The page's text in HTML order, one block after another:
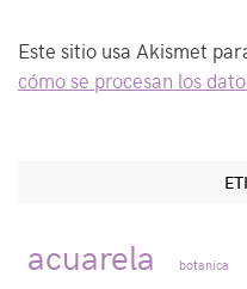
Este sitio usa Akismet
cómo se procesan los
acuarela botanica